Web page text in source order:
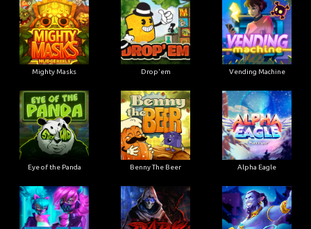
Mighty Masks Drop'em Vending Machine
Eye of the Panda Benny The Beer Alpha Eagle